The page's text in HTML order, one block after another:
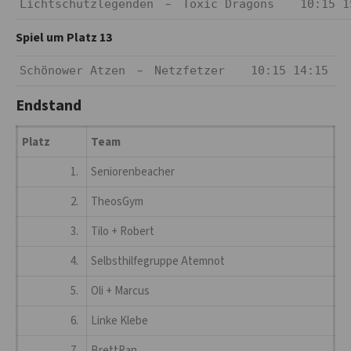
Lichtschutzlegenden – Toxic Dragons 10:15
Spiel um Platz 13
Schönower Atzen – Netzfetzer 10:15 14:15
Endstand
Platz
Team
1.
Seniorenbeacher
2.
TheosGym
3.
Tilo + Robert
4.
Selbsthilfegruppe Atemnot
5.
Oli + Marcus
6.
Linke Klebe